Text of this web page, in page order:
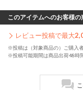
このアイテムへのお客様の
レビュー投稿で最大
※投稿は（対象商品の）ご購入
※投稿可能期間は商品出荷48時